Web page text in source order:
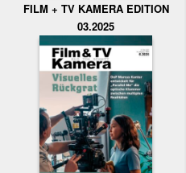
FILM + TV KAMERA EDITION
03.2025